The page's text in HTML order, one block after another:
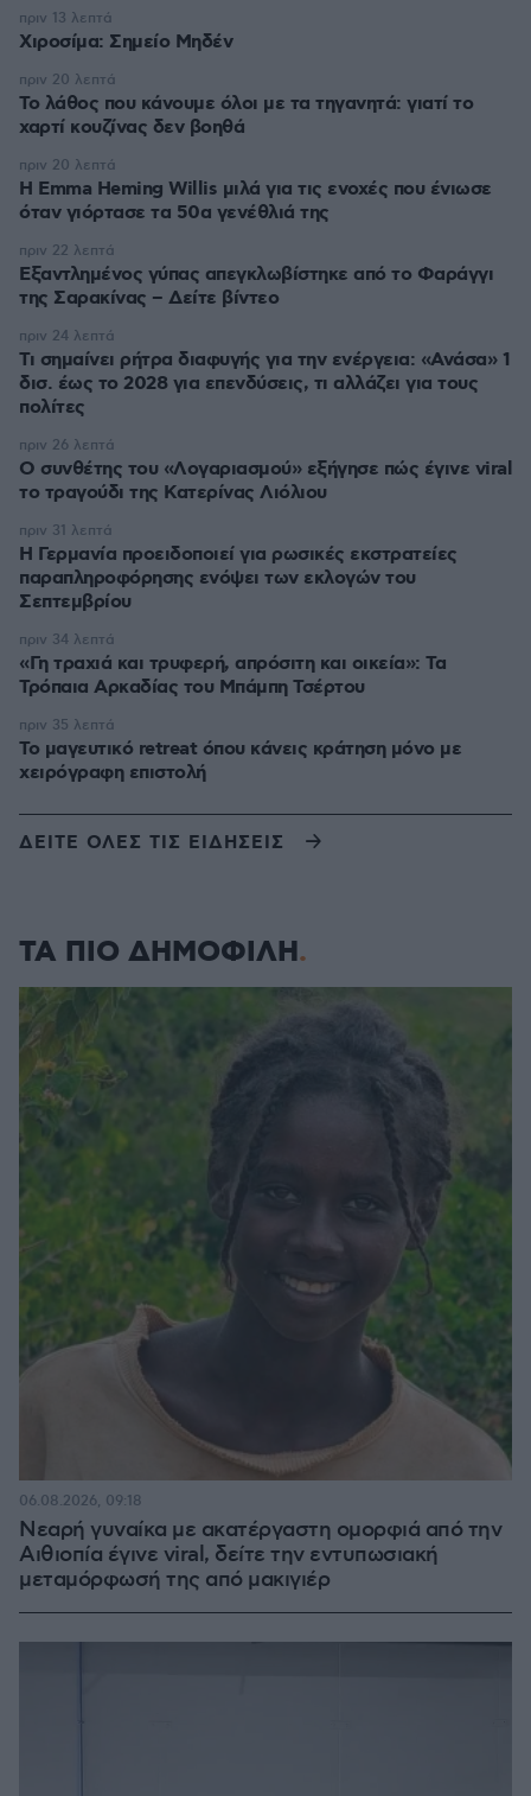
Χιροσίμα: Σημείο Μηδέν
πριν 13 λεπτά
Το λάθος που κάνουμε όλοι με τα τηγανητά: γιατί το
χαρτί κουζίνας δεν βοηθά
πριν 20 λεπτά
H Emma Heming Willis μιλά για τις ενοχές που ένιωσε
όταν γιόρτασε τα 50α γενέθλιά της
πριν 20 λεπτά
Εξαντλημένος γύπας απεγκλωβίστηκε από το Φαράγγι
της Σαρακίνας – Δείτε βίντεο
πριν 22 λεπτά
Τι σημαίνει ρήτρα διαφυγής για την ενέργεια: «Ανάσα» 1
δισ. έως το 2028 για επενδύσεις, τι αλλάζει για τους
πολίτες
πριν 24 λεπτά
Ο συνθέτης του «Λογαριασμού» εξήγησε πώς έγινε viral
το τραγούδι της Κατερίνας Λιόλιου
πριν 26 λεπτά
Η Γερμανία προειδοποιεί για ρωσικές εκστρατείες
παραπληροφόρησης ενόψει των εκλογών του
Σεπτεμβρίου
πριν 31 λεπτά
«Γη τραχιά και τρυφερή, απρόσιτη και οικεία»: Τα
Τρόπαια Αρκαδίας του Μπάμπη Τσέρτου
πριν 34 λεπτά
Το μαγευτικό retreat όπου κάνεις κράτηση μόνο με
χειρόγραφη επιστολή
πριν 35 λεπτά
ΔΕΙΤΕ ΟΛΕΣ ΤΙΣ ΕΙΔΗΣΕΙΣ
ΤΑ ΠΙΟ ΔΗΜΟΦΙΛΗ
Νεαρή γυναίκα με ακατέργαστη ομορφιά από την
Αιθιοπία έγινε viral, δείτε την εντυπωσιακή
μεταμόρφωσή της από μακιγιέρ
06.08.2026, 09:18